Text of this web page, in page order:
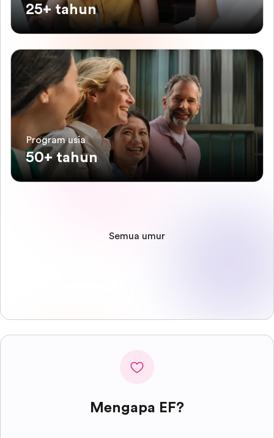
25+ tahun
Program usia
50+ tahun
Semua umur
Mengapa EF?